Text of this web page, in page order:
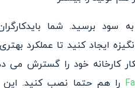
سود برسید. شما
ایجاد کنید تا عملکرد بهتری
کارخانه خود را گسترش می
را هم حتما نصب کنید. این